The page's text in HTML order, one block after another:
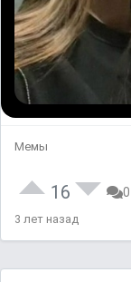
Мемы
16
3 лет назад